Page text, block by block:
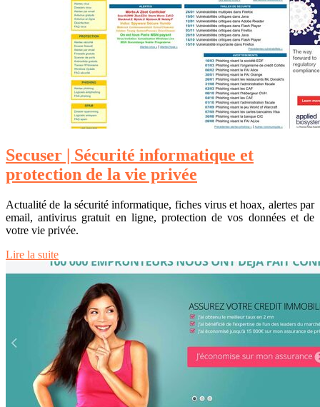
Secuser | Sécurité infor­mati­que et
protection de la vie privée
Actualité de la sécurité informatique, fiches virus et hoax, alertes par
email, antivirus gratuit en ligne, protection de vos données et de
votre vie privée.
Lire la suite